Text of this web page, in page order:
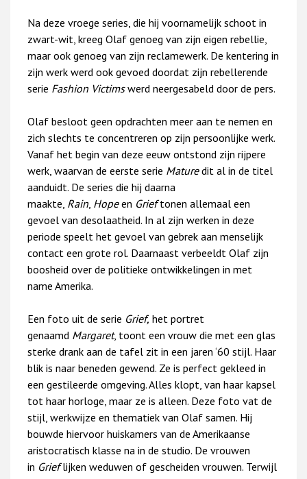
Na deze vroege series, die hij voornamelijk schoot in
zwart-wit, kreeg Olaf genoeg van zijn eigen rebellie,
maar ook genoeg van zijn reclamewerk. De kentering in
zijn werk werd ook gevoed doordat zijn rebellerende
serie Fashion Victimswerd neergesabeld door de pers.
Olaf besloot geen opdrachten meer aan te nemen en
zich slechts te concentreren op zijn persoonlijke werk.
Vanaf het begin van deze eeuw ontstond zijn rijpere
werk, waarvan de eerste serie Maturedit al in de titel
aanduidt. De series die hij daarna
maakte, Rain Hopeen Grieftonen allemaal een
gevoel van desolaatheid. In al zijn werken in deze
periode speelt het gevoel van gebrek aan menselijk
contact een grote rol. Daarnaast verbeeldt Olaf zijn
boosheid over de politieke ontwikkelingen in met
name Amerika.
Een foto uit de serie Grief, het portret
genaamd Margaret, toont een vrouw die met een glas
sterke drank aan de tafel zit in een jaren ‘60 stijl. Haar
blik is naar beneden gewend. Ze is perfect gekleed in
een gestileerde omgeving. Alles klopt, van haar kapsel
tot haar horloge, maar ze is alleen. Deze foto vat de
stijl, werkwijze en thematiek van Olaf samen. Hij
bouwde hiervoor huiskamers van de Amerikaanse
aristocratisch klasse na in de studio. De vrouwen
in Grieflijken weduwen of gescheiden vrouwen. Terwijl